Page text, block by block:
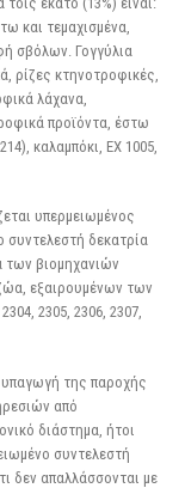
και τεμαχισμένα,
σβόλων. Γογγύλια
ρίζες κτηνοτροφικές,
λάχανα,
προϊόντα, έστω
καλαμπόκι, ΕΧ 1005,
υπερμειωμένος
συντελεστή δεκατρία
των βιομηχανιών
εξαιρουμένων των
2305, 2306, 2307,
υπαγωγή της παροχής
από
διάστημα, ήτοι
συντελεστή
δεν απαλλάσσονται με